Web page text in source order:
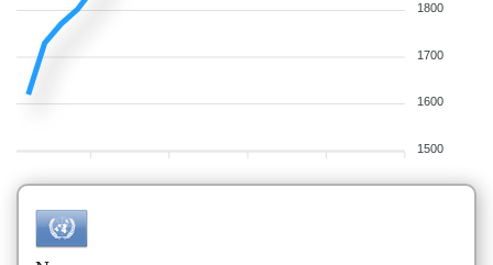
1800
1700
1600
1500